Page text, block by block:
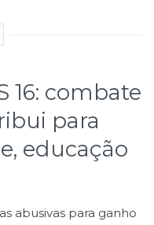
16: combate
para
educação
abusivas para ganho